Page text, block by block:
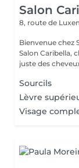
Salon
8, route de
Bienvenue chez
Salon Caribella,
juste des
Sourcils
Lèvre
Visage